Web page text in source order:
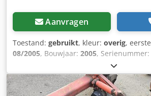
Aanvragen
Toestand: gebruikt, kleur: overig,
08/2005, Bouwjaar: 2005, Serienummer:
Chedpfx Akszrr S Hj Uoa Wij hebben
op voorraad. Neem contact met ons op
vinden wat u zoekt.